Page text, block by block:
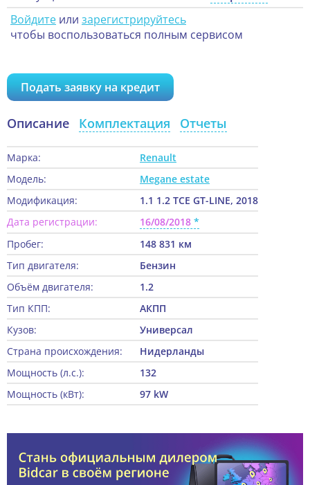
Войдите или зарегистрируйтесь
чтобы воспользоваться полным сервисом
Подать заявку на кредит
Описание Комплектация Отчеты
Марка:
Renault
Модель:
Megane estate
Модификация:
1.1 1.2 TCE GT-LINE, 2018
Дата регистрации:
16/08/2018
Пробег:
148 831 км
Тип двигателя:
Бензин
Объём двигателя:
1.2
Тип КПП:
АКПП
Кузов:
Универсал
Страна происхождения:
Нидерланды
Мощность (л.с.):
132
Мощность (кВт):
97 kW